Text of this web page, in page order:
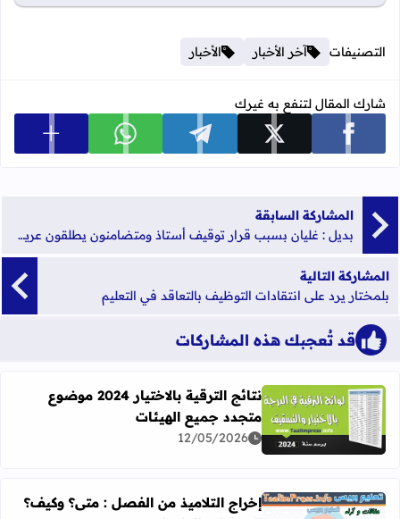
التصنيفات آخر الأخبار الأخبار
شارك المقال لتنفع به غيرك
شارك على facebook شارك على x شارك على telegram شارك على whatsapp عرض
المشاركة السابقة
بديل : غليان بسبب قرار توقيف أستاذ ومتضامنون يطلقون عريضة لجمع التوقيعات
المشاركة التالية
بلمختار يرد على انتقادات التوظيف بالتعاقد في التعليم
قد تُعجبك هذه المشاركات
اقرأ المزيد عن نتائج الترقية بالاختيار 2024 موضوع متجدد جميع الهيئات
نتائج الترقية بالاختيار 2024 موضوع
متجدد جميع الهيئات
12/05/2026
إخراج التلاميذ من الفصل : متى؟ وكيف؟